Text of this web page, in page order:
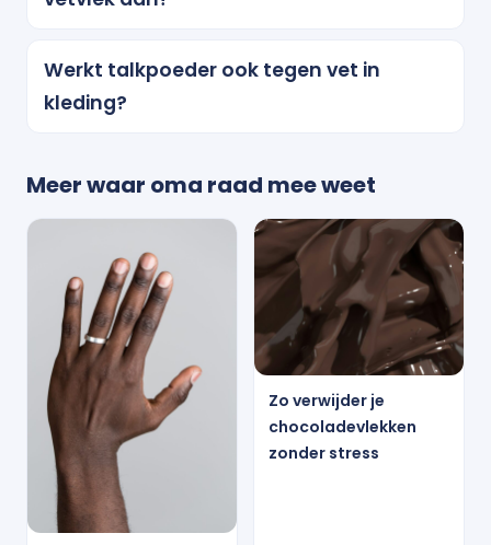
Werkt talkpoeder ook tegen vet in
kleding?
Meer waar oma raad mee weet
Zo verwijder je
chocoladevlekken
zonder stress